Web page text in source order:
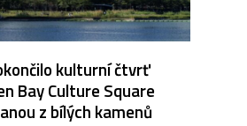
kulturní čtvrť
Bay Culture Square
z bílých kamenů